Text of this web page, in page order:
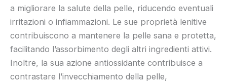
a migliorare la salute della pelle, riducendo eventuali
irritazioni o infiammazioni. Le sue proprietà lenitive
contribuiscono a mantenere la pelle sana e protetta,
facilitando l’assorbimento degli altri ingredienti attivi.
Inoltre, la sua azione antiossidante contribuisce a
contrastare l’invecchiamento della pelle,